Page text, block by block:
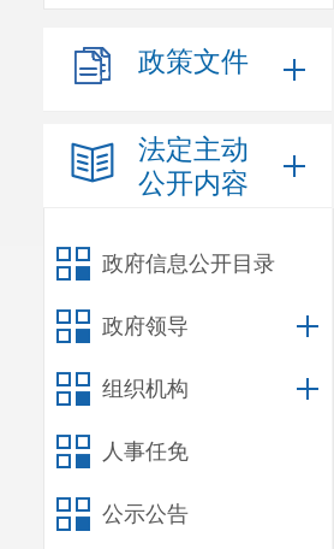
政策文件
法定主动
公开内容
政府信息公开目录
政府领导
组织机构
人事任免
公示公告